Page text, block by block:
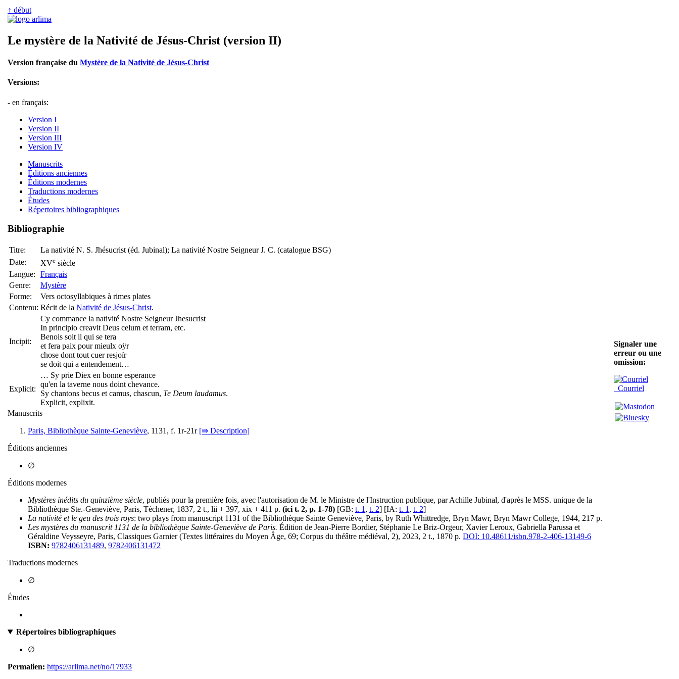
↑ début
Le mystère de la Nativité de Jésus-Christ (version II)
Version française du Mystère de la Nativité de Jésus-Christ
Versions:
- en français:
Version I
Version II
Version III
Version IV
Manuscrits
Éditions anciennes
Éditions modernes
Traductions modernes
Études
Répertoires bibliographiques
Bibliographie
Titre:
La nativité N. S. Jhésucrist (éd. Jubinal); La nativité Nostre Seigneur J. C. (catalogue BSG)
Date:
XVe siècle
Langue:
Français
Genre:
Mystère
Forme:
Vers octosyllabiques à rimes plates
Contenu: Récit de la Nativité de Jésus-Christ.
Incipit:
Cy commance la nativité Nostre Seigneur Jhesucrist
In principio creavit Deus celum et terram, etc.
Benois soit il qui se tera
et fera paix pour mieulx oÿr
chose dont tout cuer resjoïr
se doit qui a entendement…
Explicit:
… Sy prie Diex en bonne esperance
qu'en la taverne nous doint chevance.
Sy chantons becus et camus, chascun, Te Deum laudamus.
Explicit, explixit.
Manuscrits
Paris, Bibliothèque Sainte-Geneviève, 1131, f. 1r-21r [⇛ Description]
Éditions anciennes
∅
Éditions modernes
Mystères inédits du quinzième siècle, publiés pour la première fois, avec l'autorisation de M. le Ministre de l'Instruction publique, par Achille Jubinal, d'après le MSS. unique de la
Bibliothèque Ste.-Geneviève, Paris, Téchener, 1837, 2 t., lii + 397, xix + 411 p. (ici t. 2, p. 1-78) [GB: t. 1 , t. 2] [IA: t. 1 , t. 2]
La nativité et le geu des trois roys: two plays from manuscript 1131 of the Bibliothèque Sainte Geneviève, Paris, by Ruth Whittredge, Bryn Mawr, Bryn Mawr College, 1944, 217 p.
Les mystères du manuscrit 1131 de la bibliothèque Sainte-Geneviève de Paris. Édition de Jean-Pierre Bordier, Stéphanie Le Briz-Orgeur, Xavier Leroux, Gabriella Parussa et
Géraldine Veysseyre, Paris, Classiques Garnier (Textes littéraires du Moyen Âge, 69; Corpus du théâtre médiéval, 2), 2023, 2 t., 1870 p. DOI: 10.48611/isbn.978-2-406-13149-6
ISBN: 9782406131489, 9782406131472
Traductions modernes
∅
Études
Répertoires bibliographiques
∅
Permalien: https://arlima.net/no/17933
Signaler une
erreur ou une
omission:
Courriel